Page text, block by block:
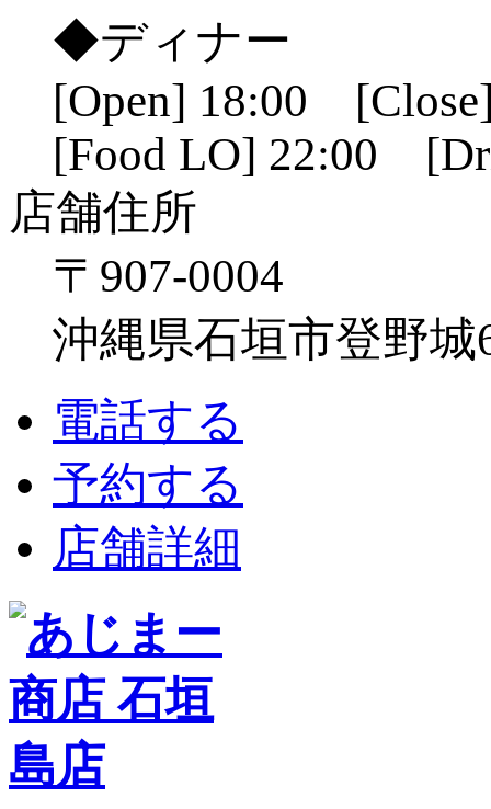
◆ディナー
[Open] 18:00
[Food LO] 22:00
店舗住所
〒907-0004
沖縄県石垣市登野城
電話する
予約する
店舗詳細